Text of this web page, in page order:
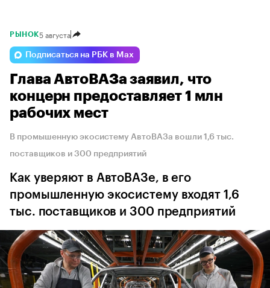
РЫНОК5 августа
Подписаться на РБК в Max
Глава АвтоВАЗа заявил, что
концерн предоставляет 1 млн
рабочих мест
В промышенную экосистему АвтоВАЗа вошли 1,6 тыс.
поставщиков и 300 предприятий
Как уверяют в АвтоВАЗе, в его
промышленную экосистему входят 1,6
тыс. поставщиков и 300 предприятий